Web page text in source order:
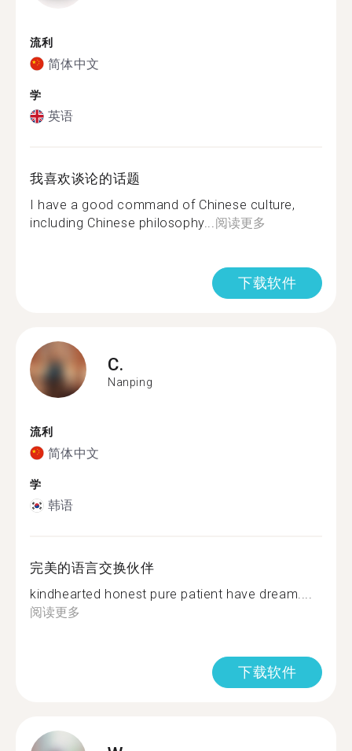
流利
简体中文
学
英语
我喜欢谈论的话题
I have a good command of Chinese culture,
including Chinese philosophy...阅读更多
下载软件
C.
Nanping
流利
简体中文
学
韩语
完美的语言交换伙伴
kindhearted honest pure patient have dream....
阅读更多
下载软件